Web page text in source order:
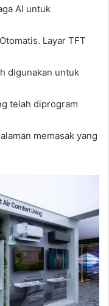
AI untuk
Layar TFT
digunakan untuk
telah diprogram
memasak yang